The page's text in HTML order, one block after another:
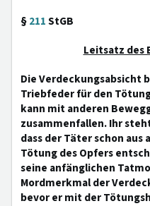
§211StGB
Leitsatz des
Die Verdeckungsabsicht
Triebfeder für den
kann mit anderen
zusammenfallen. Ihr
dass der Täter schon aus
Tötung des Opfers
seine anfänglichen
Mordmerkmal der
bevor er mit der